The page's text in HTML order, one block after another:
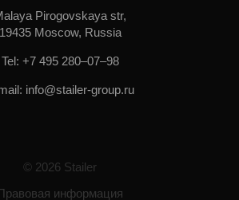
© 2026 Stailer
Pirogovskaya str,
Moscow, Russia
Tel: +7 495 280–07–98
info@stailer-group.ru
информация